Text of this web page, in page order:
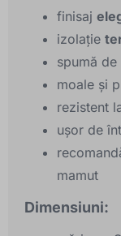
finisaj
izolație
spumă
moale și
rezistent
ușor de
mamut
Dimensiuni: